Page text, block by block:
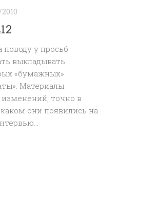
у просьб
выкладывать
«бумажных»
Материалы
точно в
они появились на